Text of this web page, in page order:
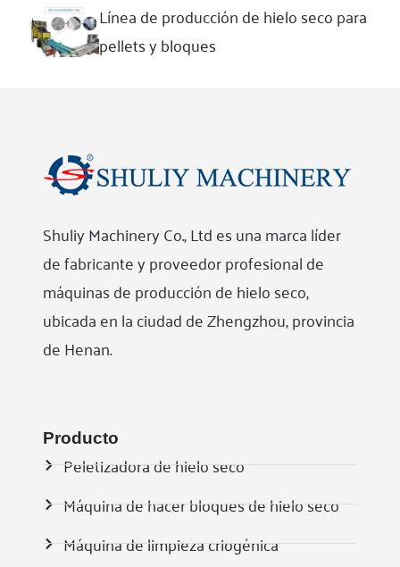
Línea de producción de hielo seco para
pellets y bloques
Shuliy Machinery Co., Ltd es una marca líder
de fabricante y proveedor profesional de
máquinas de producción de hielo seco,
ubicada en la ciudad de Zhengzhou, provincia
de Henan.
Producto
Peletizadora de hielo seco
Máquina de hacer bloques de hielo seco
Máquina de limpieza criogénica